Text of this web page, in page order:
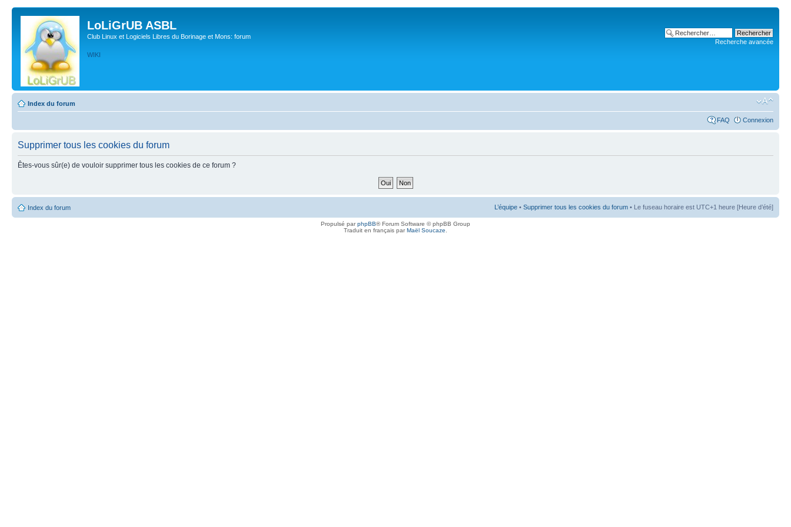
LoLiGrUB ASBL
Club Linux et Logiciels Libres du Borinage et Mons: forum
WIKI
Recherche avancée
Index du forum
FAQ Connexion
Supprimer tous les cookies du forum
Êtes-vous sûr(e) de vouloir supprimer tous les cookies de ce forum ?
Index du forum L’équipe • Supprimer tous les cookies du forum • Le fuseau horaire est UTC+1 heure [Heure d’été]
Propulsé parphpBB® Forum Software © phpBB Group
Traduit en français parMaël Soucaze